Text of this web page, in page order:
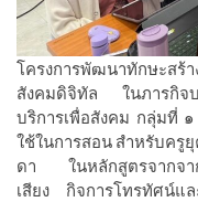
โครงการพัฒนาทักษะสร้
สังคมดิจิทัล ในภารกิจบ
บริการเพื่อสังคม กลุ่มที่
ใช้ในการสอน สำหรับครู
ดา ในหลักสูตรจากจาก
เสียง กิจการโทรทัศน์แ